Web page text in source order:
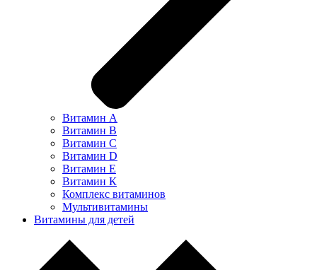
Витамин А
Витамин В
Витамин С
Витамин D
Витамин Е
Витамин К
Комплекс витаминов
Мультивитамины
Витамины для детей